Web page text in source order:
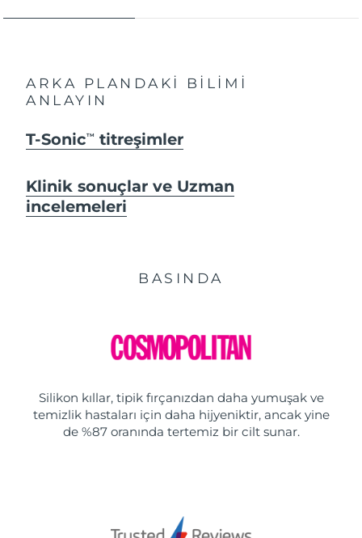
ARKA PLANDAKİ BİLİMİ
ANLAYIN
T-SonicTM titreşimler
Klinik sonuçlar ve Uzman
incelemeleri
BASINDA
Silikon kıllar, tipik fırçanızdan daha yumuşak ve
temizlik hastaları için daha hijyeniktir, ancak yine
de %87 oranında tertemiz bir cilt sunar.